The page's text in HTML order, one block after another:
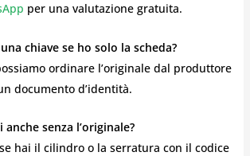
per una valutazione gratuita.
chiave se ho solo la scheda?
ordinare l’originale dal produttore
documento d’identità.
senza l’originale?
hai il cilindro o la serratura con il codice